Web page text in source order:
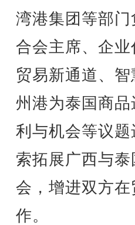
湾港集团等部
合会主席、企
贸易新通道、
州港为泰国商
利与机会等议
索拓展广西与
会，增进双方
作。